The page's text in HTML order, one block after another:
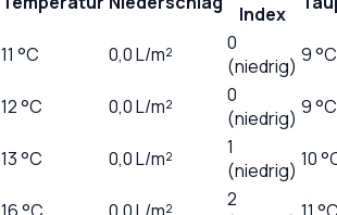
Index
11 °C 0,0L/m²
0
(niedrig) 9 °C
12°C 0,0L/m²
0
(niedrig) 9 °C
13°C 0,0L/m²
1
(niedrig) 10
2